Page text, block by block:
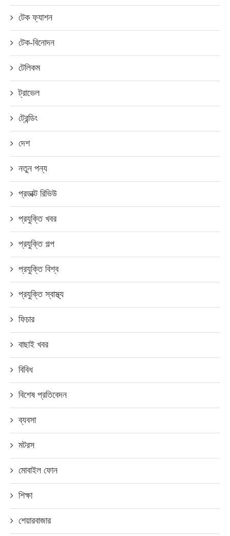
টেক ফ্যাশন
টেক-বিনোদন
টেলিকম
ট্রাভেল
ট্রেন্ডিং
দেশ
নতুন পন্য
প্রডাক্ট রিভিউ
প্রযুক্তি খবর
প্রযুক্তি গল্প
প্রযুক্তি বিশ্ব
প্রযুক্তি স্বাস্থ্য
ফিচার
বাছাই খবর
বিবিধ
বিশেষ প্রতিবেদন
ব্যবসা
মটরস
মোবাইল ফোন
শিক্ষা
শেয়ারবাজার